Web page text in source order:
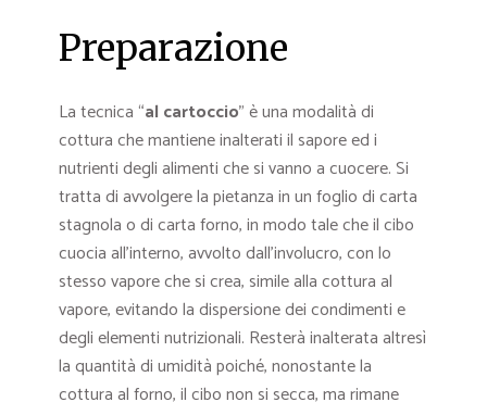
Preparazione
La tecnica “al cartoccio” è una modalità di
cottura che mantiene inalterati il sapore ed i
nutrienti degli alimenti che si vanno a cuocere. Si
tratta di avvolgere la pietanza in un foglio di carta
stagnola o di carta forno, in modo tale che il cibo
cuocia all’interno, avvolto dall’involucro, con lo
stesso vapore che si crea, simile alla cottura al
vapore, evitando la dispersione dei condimenti e
degli elementi nutrizionali. Resterà inalterata altresì
la quantità di umidità poiché, nonostante la
cottura al forno, il cibo non si secca, ma rimane